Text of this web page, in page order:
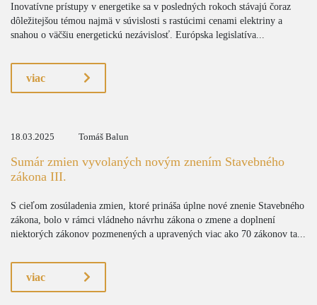
Inovatívne prístupy v energetike sa v posledných rokoch stávajú čoraz
dôležitejšou témou najmä v súvislosti s rastúcimi cenami elektriny a
snahou o väčšiu energetickú nezávislosť. Európska legislatíva...
viac
18.03.2025 Tomáš Balun
Sumár zmien vyvolaných novým znením Stavebného
zákona III.
S cieľom zosúladenia zmien, ktoré prináša úplne nové znenie Stavebného
zákona, bolo v rámci vládneho návrhu zákona o zmene a doplnení
niektorých zákonov pozmenených a upravených viac ako 70 zákonov ta...
viac